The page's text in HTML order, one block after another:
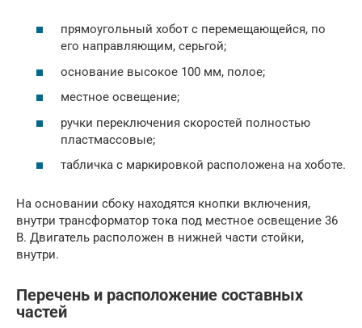
прямоугольный хобот с перемещающейся, по
его направляющим, серьгой;
основание высокое 100 мм, полое;
местное освещение;
ручки переключения скоростей полностью
пластмассовые;
табличка с маркировкой расположена на хоботе.
На основании сбоку находятся кнопки включения,
внутри трансформатор тока под местное освещение 36
В. Двигатель расположен в нижней части стойки,
внутри.
Перечень и расположение составных
частей